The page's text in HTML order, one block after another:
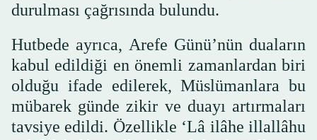
durulması çağrısında bulundu.
Hutbede ayrıca, Arefe Günü’nün duaların
kabul edildiği en önemli zamanlardan biri
olduğu ifade edilerek, Müslümanlara bu
mübarek günde zikir ve duayı artırmaları
tavsiye edildi. Özellikle ‘Lâ ilâhe illallâhu